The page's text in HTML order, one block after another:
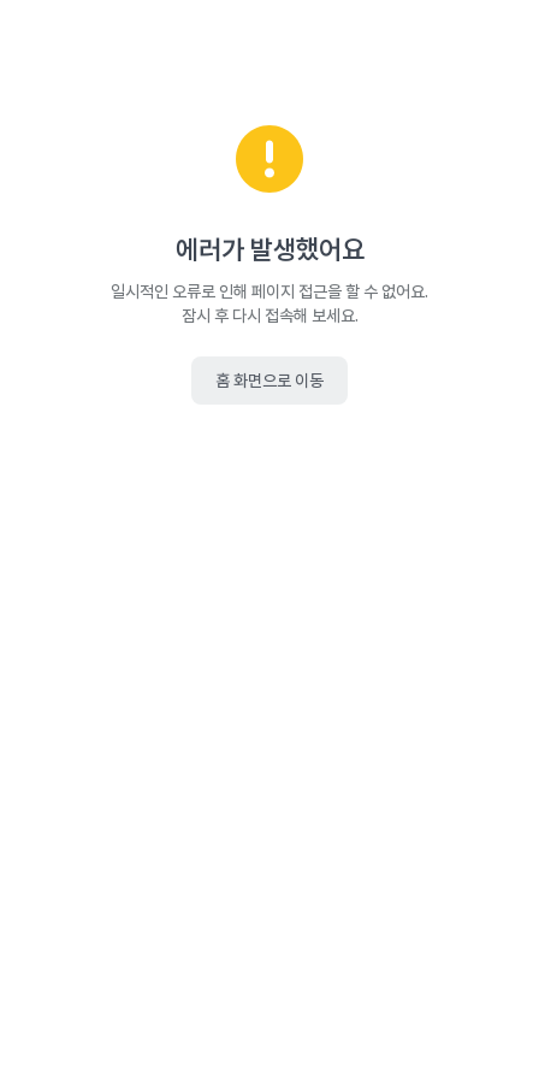
에러가 발생했어요
일시적인 오류로 인해 페이지 접근을 할 수 없어요.
잠시 후 다시 접속해 보세요.
홈 화면으로 이동